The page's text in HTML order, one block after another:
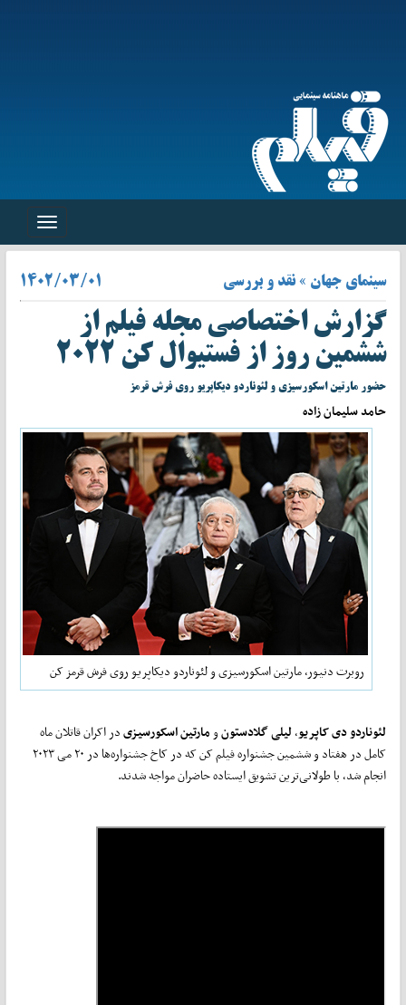
Toggle
سینمای جهان » نقد و بررسی ۱۴۰۲/۰۳/۰۱
گزارش اختصاصی مجله فیلم از
ششمین روز از فستیوال کن ۲۰۲۲
حضور مارتین اسکورسیزی و لئوناردو دیکاپریو روی فرش قرمز
حامد سلیمان زاده
روبرت دنیور، مارتین اسکورسیزی و لئوناردو دیکاپریو روی فرش قرمز کن
لئوناردو دی کاپریو،لیلی گلادستونومارتین اسکورسیزیدر اکران قاتلان ماه
کامل در هفتاد و ششمین جشنواره فیلم کن که در کاخ جشنواره‌ها در ۲۰ می ۲۰۲۳
انجام شد، با طولانی‌ترین تشویق ایستاده حاضران مواجه شدند.